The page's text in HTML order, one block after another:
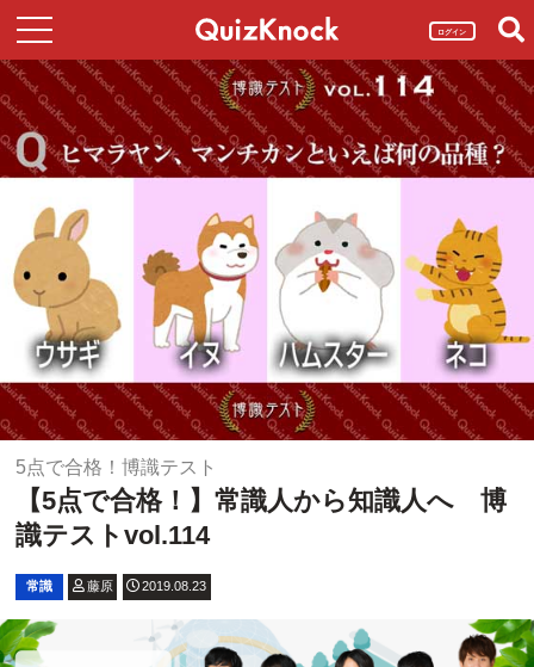
ログイン
5点で合格！博識テスト
【5点で合格！】常識人から知識人へ 博
識テストvol.114
常識 藤原 2019.08.23